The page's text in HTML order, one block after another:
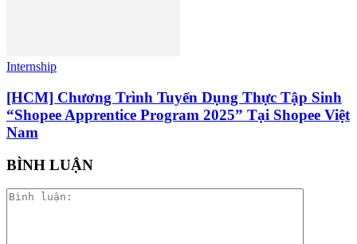
Internship
[HCM] Chương Trình Tuyển Dụng Thực Tập Sinh
“Shopee Apprentice Program 2025” Tại Shopee Việt
Nam
BÌNH LUẬN